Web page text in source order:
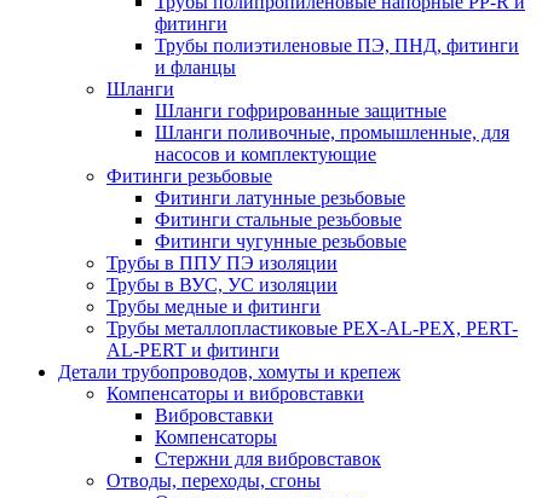
фитинги
Трубы полиэтиленовые ПЭ, ПНД, фитинги
и фланцы
Шланги
Шланги гофрированные защитные
Шланги поливочные, промышленные, для
насосов и комплектующие
Фитинги резьбовые
Фитинги латунные резьбовые
Фитинги стальные резьбовые
Фитинги чугунные резьбовые
Трубы в ППУ ПЭ изоляции
Трубы в ВУС, УС изоляции
Трубы медные и фитинги
Трубы металлопластиковые PEX-AL-PEX, PERT-
AL-PERT и фитинги
Детали трубопроводов, хомуты и крепеж
Компенсаторы и вибровставки
Вибровставки
Компенсаторы
Стержни для вибровставок
Отводы, переходы, сгоны